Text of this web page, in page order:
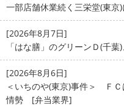
一部店舗休業続く三栄堂(東
[2026年8月7日]
「はな膳」のグリーンＤ(千
[2026年8月6日]
＜いちのや(東京)事件＞ Ｆ
情勢 [弁当業界]